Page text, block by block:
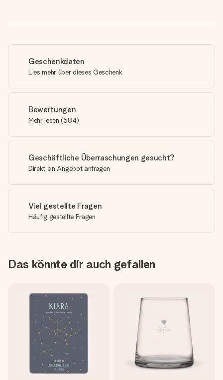
Geschenkdaten
Lies mehr über dieses Geschenk
Bewertungen
Mehr lesen (584)
Geschäftliche Überraschungen gesucht?
Direkt ein Angebot anfragen
Viel gestellte Fragen
Häufig gestellte Fragen
Das könnte dir auch gefallen